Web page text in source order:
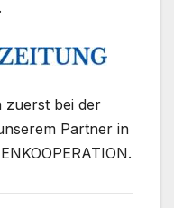
zuerst bei der
Partner in